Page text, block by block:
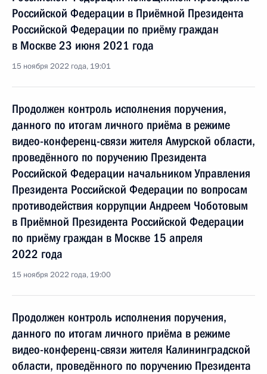
Российской Федерации в Приёмной Президента
Российской Федерации по приёму граждан
в Москве 23 июня 2021 года
15 ноября 2022 года, 19:01
Продолжен контроль исполнения поручения,
данного по итогам личного приёма в режиме
видео-конференц-связи жителя Амурской области,
проведённого по поручению Президента
Российской Федерации начальником Управления
Президента Российской Федерации по вопросам
противодействия коррупции Андреем Чоботовым
в Приёмной Президента Российской Федерации
по приёму граждан в Москве 15 апреля
2022 года
15 ноября 2022 года, 19:00
Продолжен контроль исполнения поручения,
данного по итогам личного приёма в режиме
видео-конференц-связи жителя Калининградской
области, проведённого по поручению Президента